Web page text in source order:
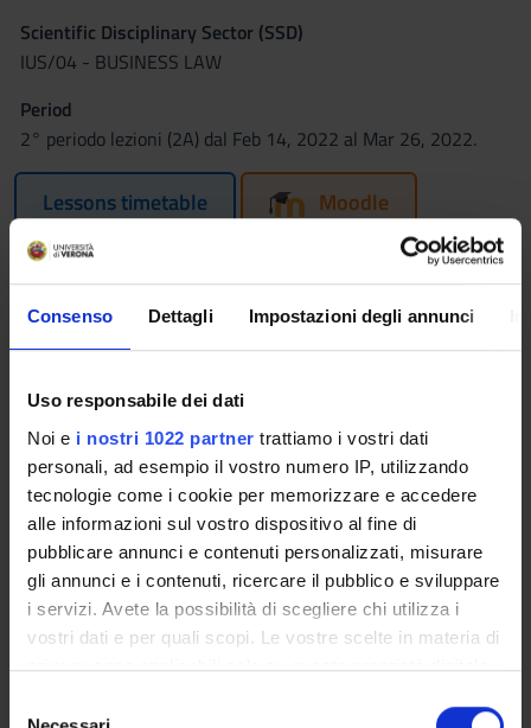
Consenso Dettagli Impostazioni degli annunci
Uso responsabile dei dati
Noi e i nostri 1022 partner trattiamo i vostri dati
personali, ad esempio il vostro numero IP, utilizzando
tecnologie come i cookie per memorizzare e accedere
alle informazioni sul vostro dispositivo al fine di
pubblicare annunci e contenuti personalizzati, misurare
gli annunci e i contenuti, ricercare il pubblico e sviluppare
i servizi. Avete la possibilità di scegliere chi utilizza i
vostri dati e per quali scopi. Le vostre scelte in materia di
privacy sono applicabili solo su questa proprietà digitale
modificare o revocare il proprio consenso in qualsiasi
Scientific Disciplinary Sector (SSD)
IUS/04 - BUSINESS LAW
Period
2° periodo lezioni (2A) dal Feb 14, 2022 al Mar 26, 2022.
Lessons timetable Moodle
Seminars 0
Learning outcomes
The course is devoted to the analysis of the current legal
institutions (so called public interest entities), with a
particular focus on their internal organization, on all their
related activities and the regulation of securities. At the end
of the course, students shall be capable to understand and be
familiar with, at least at institutional level, the fundamentals
of the law of listed companies, banks and other financial
institutions.
Program
- La nozione di attività di intermediazione bancaria e la